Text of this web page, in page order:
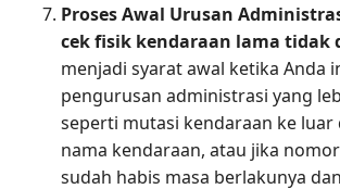
Proses Awal Urusan
cek fisik kendaraan lama tidak
menjadi syarat awal ketika Anda
pengurusan administrasi yang
seperti mutasi kendaraan ke luar
nama kendaraan, atau jika
sudah habis masa berlakunya